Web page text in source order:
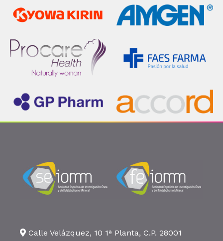
Calle Velázquez, 10 1ª Planta, C.P. 28001